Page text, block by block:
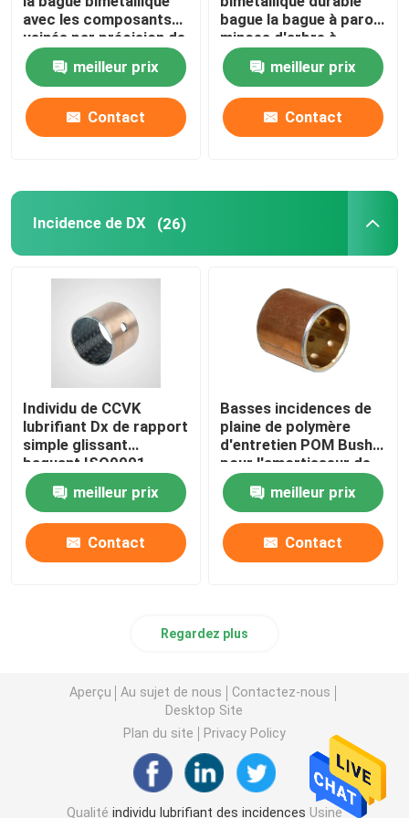
avec les composants
usinés par précision de
graphite
meilleur prix
Contact
bague la bague à parois
minces d'arbre à
cames d'auto-
lubrificationmeilleur prix
Contact
Incidence de DX (26)
Individu de CCVK
lubrifiant Dx de rapport
simple glissant
baguant ISO9001
approuvé
meilleur prix
Contact
Basses incidences de
plaine de polymère
d'entretien POM Bush
pour l'amortisseur de
motocyclette
meilleur prix
Contact
Regardez plus
Aperçu Au sujet de nous
Contactez-nous
Desktop Site
Plan du site
Privacy Policy
Qualité individu lubrifiant des incidences Usine